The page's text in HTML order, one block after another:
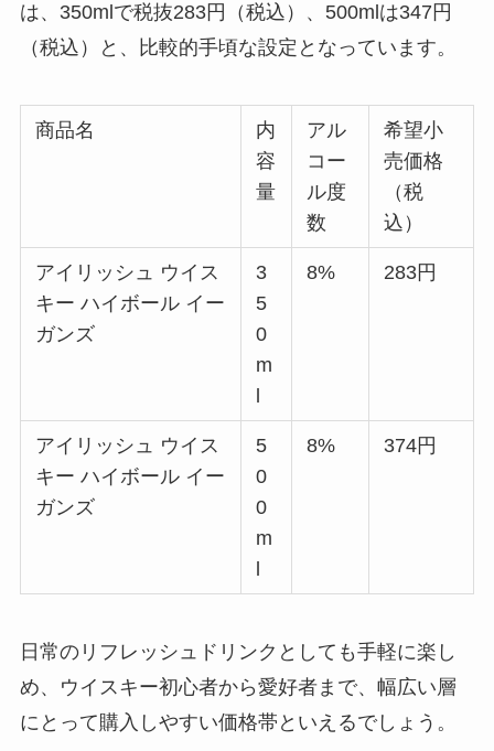
は、350mlで税抜283円（税込）、500mlは347円
（税込）と、比較的手頃な設定となっています。
商品名
内
容
量
アル
コー
ル度
数
希望小
売価格
（税
込）
アイリッシュ ウイス
キー ハイボール イー
ガンズ
3
5
0
m
8% 283円
アイリッシュ ウイス
キー ハイボール イー
ガンズ
5
0
0
m
8% 374円
日常のリフレッシュドリンクとしても手軽に楽し
め、ウイスキー初心者から愛好者まで、幅広い層
にとって購入しやすい価格帯といえるでしょう。